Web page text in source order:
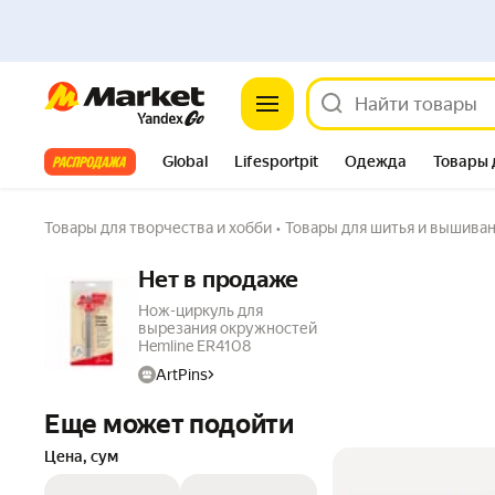
Market
Все хиты Global Lifesportpit Одежда Товары
Товары для творчества и хобби • Товары для шитья и
Нет в продаже
Нож-циркуль для
вырезания окружностей
Hemline ER4108
ArtPins
Еще может подойти
Цена, сум